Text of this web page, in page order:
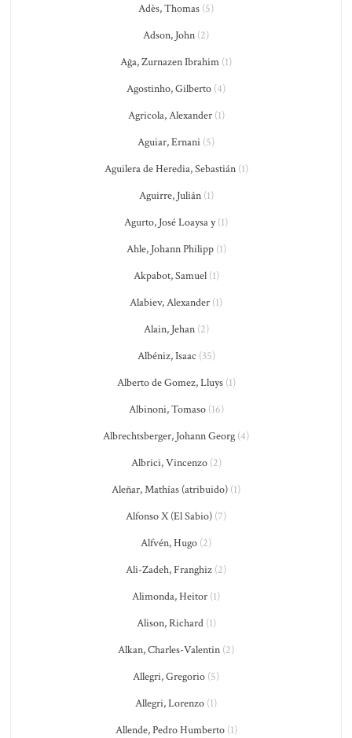
Adès, Thomas (5)
Adson, John (2)
Ağa, Zurnazen Ibrahim (1)
Agostinho, Gilberto (4)
Agricola, Alexander(1)
Aguiar, Ernani (5)
Aguilera de Heredia, Sebastián(1)
Aguirre, Julián(1)
Agurto, José Loaysa y(1)
Ahle, Johann Philipp(1)
Akpabot, Samuel(1)
Alabiev, Alexander (1)
Alain, Jehan(2)
Albéniz, Isaac (35)
Alberto de Gomez, Lluys(1)
Albinoni, Tomaso(16)
Albrechtsberger, Johann Georg (4)
Albrici, Vincenzo(2)
Aleñar, Mathías (atribuido) (1)
Alfonso X (El Sabio) (7)
Alfvén, Hugo (2)
Ali-Zadeh, Franghiz (2)
Alimonda, Heitor (1)
Alison, Richard(1)
Alkan, Charles-Valentin (2)
Allegri, Gregorio (5)
Allegri, Lorenzo (1)
Allende, Pedro Humberto(1)